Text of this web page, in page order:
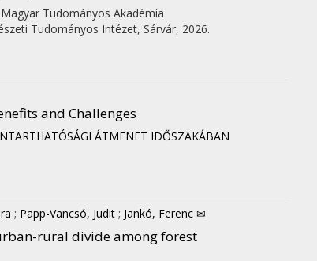
Tudományos Akadémia
Tudományos Intézet, Sárvár, 2026.
and Challenges
ÁTMENET IDŐSZAKÁBAN
; Papp-Vancsó, Judit ; Jankó, Ferenc ✉
rural divide among forest